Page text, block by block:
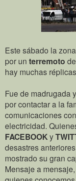
Este sábado la
por un terremoto
hay muchas
Fue de madrugada
por contactar a la
comunicaciones
electricidad.
FACEBOOKy
desastres
mostrado su gran
Mensaje a